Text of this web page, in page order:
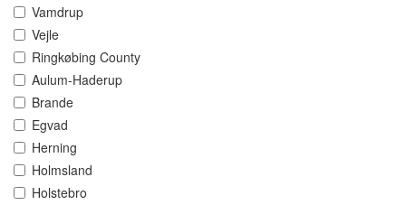
Vamdrup
Vejle
Ringkøbing County
Aulum-Haderup
Brande
Egvad
Herning
Holmsland
Holstebro